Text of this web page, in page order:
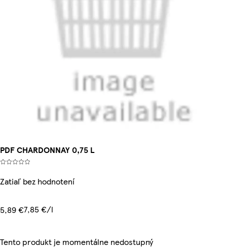
PDF CHARDONNAY 0,75 L
Zatiaľ bez hodnotení
5,89 €7,85 €/l
Tento produkt je momentálne nedostupný